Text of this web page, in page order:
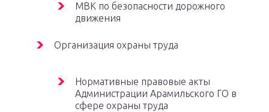
МВК по безопасности дорожного
движения
Организация охраны труда
Нормативные правовые акты
Администрации Арамильского ГО в
сфере охраны труда